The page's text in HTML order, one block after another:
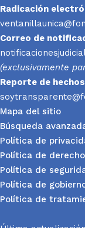
Radicación
Correo de
(exclusivamente
Reporte de
Mapa del sitio
Búsqueda
Política de
Política de
Política de
Política de
Política de